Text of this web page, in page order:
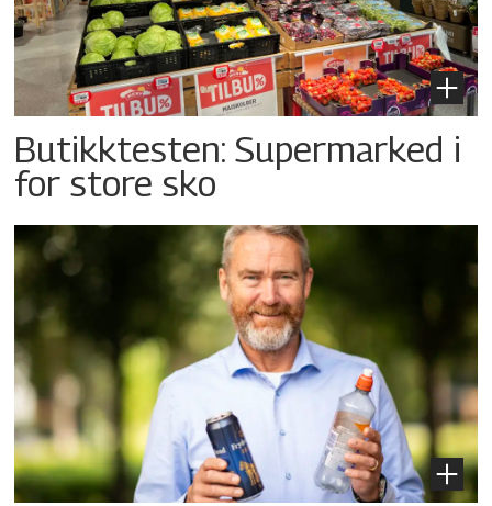
Butikktesten: Supermarked i
for store sko